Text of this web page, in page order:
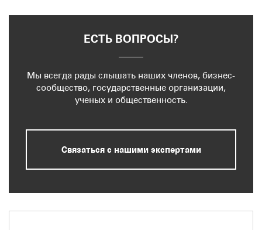
ЕСТЬ ВОПРОСЫ?
Мы всегда рады слышать наших членов, бизнес-
сообщество, государственные организации,
ученых и общественность.
Связаться с нашими экспертами